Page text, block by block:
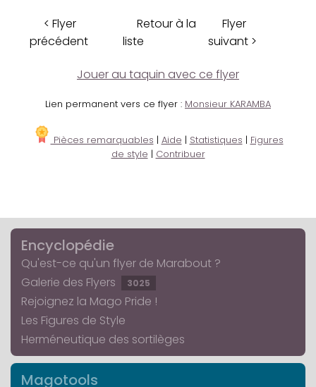
< Flyer
précédent
Retour à la
liste
Flyer
suivant >
Jouer au taquin avec ce flyer
Lien permanent vers ce flyer : Monsieur KARAMBA
Pièces remarquables | Aide | Statistiques | Figures
de style | Contribuer
Encyclopédie
Qu'est-ce qu'un flyer de Marabout ?
Galerie des Flyers
3025
Rejoignez la Mago Pride !
Les Figures de Style
Herméneutique des sortilèges
Magotools